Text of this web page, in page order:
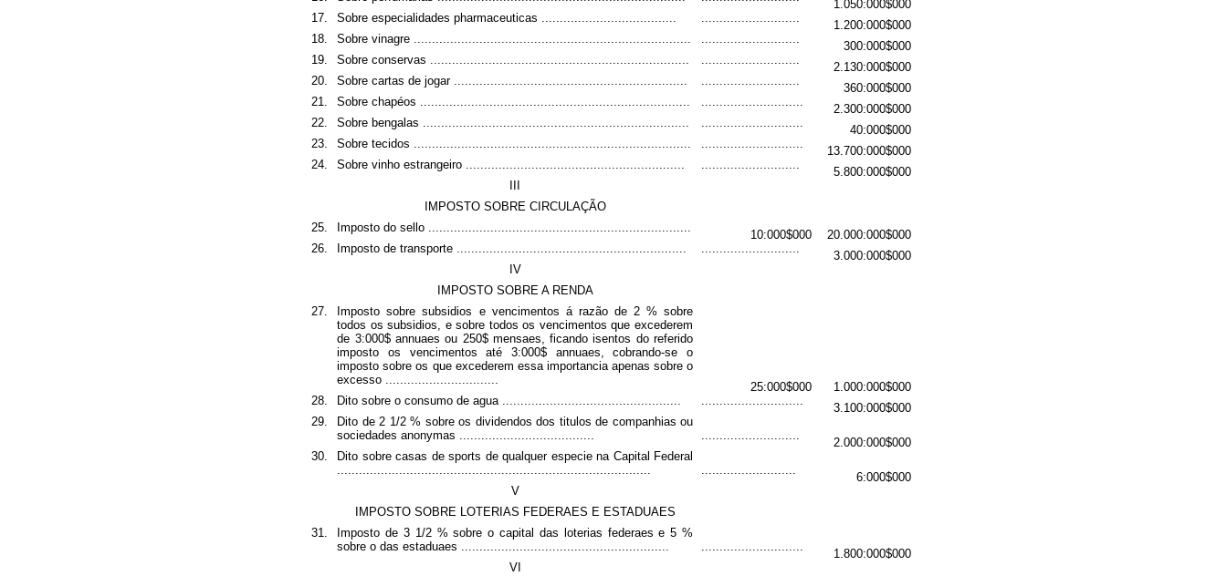
1.050:000$000
17.
Sobre especialidades pharmaceuticas ..................................... ...........................
1.200:000$000
18.
Sobre vinagre ............................................................................ ...........................
300:000$000
19.
Sobre conservas ....................................................................... ...........................
2.130:000$000
20.
Sobre cartas de jogar ................................................................ ...........................
360:000$000
21.
Sobre chapéos .......................................................................... ............................
2.300:000$000
22.
Sobre bengalas ......................................................................... ............................
40:000$000
23.
Sobre tecidos ............................................................................ ............................
13.700:000$000
24.
Sobre vinho estrangeiro ............................................................ ...........................
5.800:000$000
IMPOSTO SOBRE CIRCULAÇÃO
25.
Imposto do sello ........................................................................
10:000$000
20.000:000$000
26.
Imposto de transporte ............................................................... ...........................
3.000:000$000
IV
IMPOSTO SOBRE A RENDA
27.
Imposto sobre subsidios e vencimentos á razão de 2 % sobre
todos os subsidios, e sobre todos os vencimentos que excederem
de 3:000$ annuaes ou 250$ mensaes, ficando isentos do referido
imposto os vencimentos até 3:000$ annuaes, cobrando-se o
imposto sobre os que excederem essa importancia apenas sobre o
excesso ...............................
25:000$000
1.000:000$000
28.
Dito sobre o consumo de agua ................................................. ............................
3.100:000$000
29.
Dito de 2 1/2 % sobre os dividendos dos titulos de companhias ou
sociedades anonymas .....................................
...........................
2.000:000$000
30.
Dito sobre casas de sports de qualquer especie na Capital Federal
......................................................................................
..........................
6:000$000
V
IMPOSTO SOBRE LOTERIAS FEDERAES E ESTADUAES
31.
Imposto de 3 1/2 % sobre o capital das loterias federaes e 5 %
sobre o das estaduaes .........................................................
............................
1.800:000$000
VI